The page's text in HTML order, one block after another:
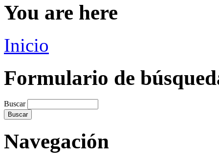
You are here
Inicio
Formulario de
Buscar
Navegación